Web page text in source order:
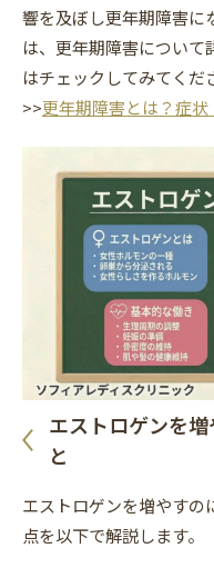
響を及ぼし更年期障害に
は、更年期障害につい
はチェックしてみてくだ
>>更年期障害とは？症
エストロゲンを
と
エストロゲンを増やすの
点を以下で解説します。